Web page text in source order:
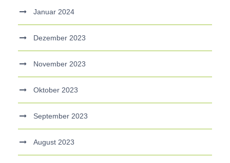
Januar 2024
Dezember 2023
November 2023
Oktober 2023
September 2023
August 2023